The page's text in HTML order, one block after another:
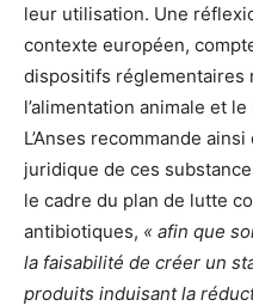
leur utilisation. Une
contexte européen,
dispositifs réglementaires
l’alimentation animale et
L’Anses recommande
juridique de ces
le cadre du plan de lutte
antibiotiques, « afin que
la faisabilité de créer un
produits induisant la